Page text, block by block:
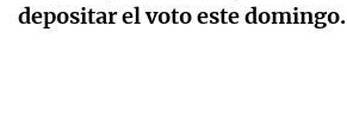
depositar el voto este domingo.